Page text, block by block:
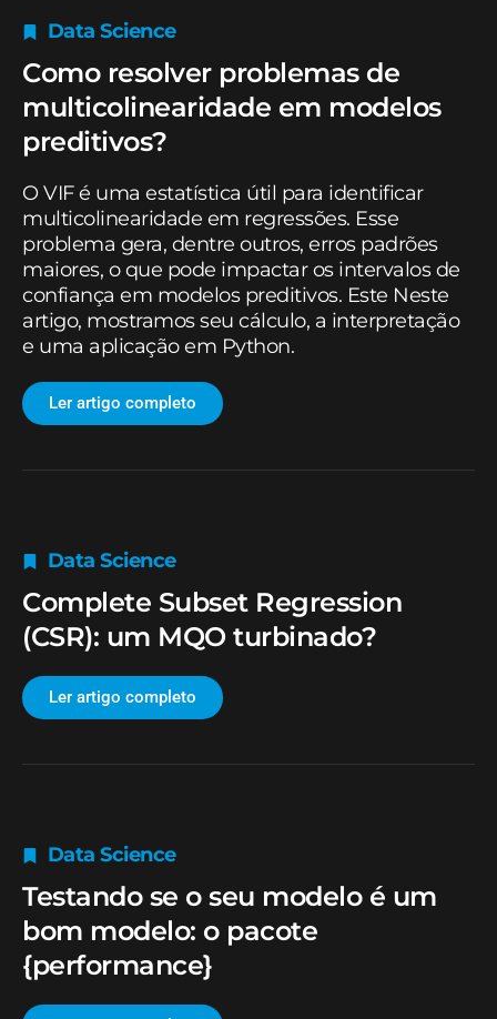
Data Science
Como resolver problemas de
multicolinearidade em modelos
preditivos?
O VIF é uma estatística útil para identificar
multicolinearidade em regressões. Esse
problema gera, dentre outros, erros padrões
maiores, o que pode impactar os intervalos de
confiança em modelos preditivos. Este Neste
artigo, mostramos seu cálculo, a interpretação
e uma aplicação em Python.
Ler artigo completo
Data Science
Complete Subset Regression
(CSR): um MQO turbinado?
Ler artigo completo
Data Science
Testando se o seu modelo é um
bom modelo: o pacote
{performance}